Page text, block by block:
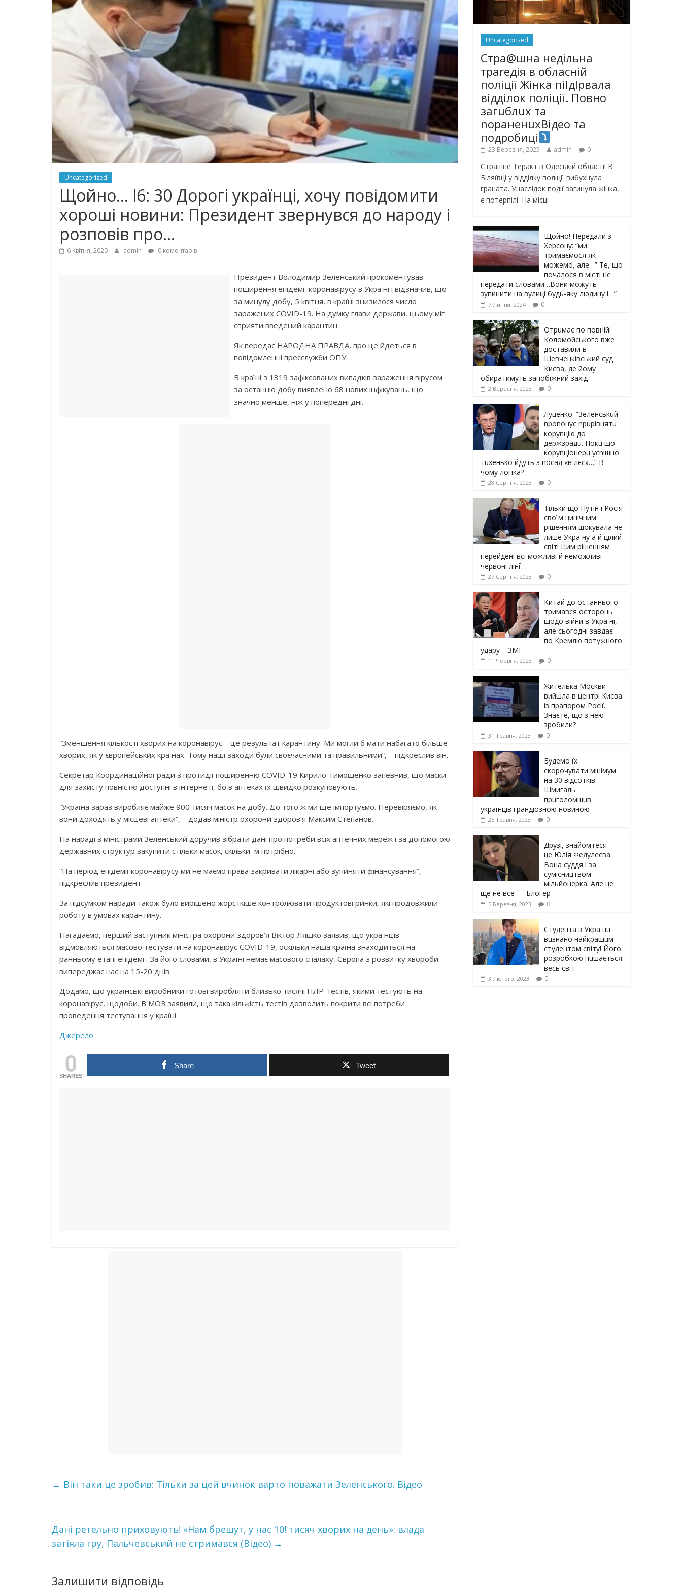
Uncategorized
Щoйнo… l6: 30 Дорогі українці, хочу пoвiдoмити
хoрoшi новини: Президент звeрнyвcя до нaрoдy і
рoзпoвiв про…
6 Квітня, 2020 admin 0 коментарів
Президент Володимир Зеленський прокоментував
поширення епідемії коронавірусу в Україні і відзначив, що
за минулу добу, 5 квітня, в країні знизилося число
заражених COVID-19. На думку глави держави, цьому міг
сприяти введений карантин.
Як передає НАРОДНА ПРАВДА, про це йдеться в
повідомленні пресслужби ОПУ.
В країні з 1319 зафіксованих випадків зараження вірусом
за останню добу виявлено 68 нових інфікувань, що
значно менше, ніж у попередні дні.
“Зменшення кількості хворих на коронавірус – це результат карантину. Ми могли б мати набагато більше
хворих, як у європейських країнах. Тому наші заходи були своєчасними та правильними”, – підкреслив він.
Секретар Координаційної ради з протидії поширенню COVID-19 Кирило Тимошенко запевнив, що маски
для захисту повністю доступні в інтернеті, бо в аптеках їх швидко розкуповують.
“Україна зараз виробляє майже 900 тисяч масок на добу. До того ж ми ще імпортуємо. Перевіряємо, як
вони доходять у місцеві аптеки”, – додав міністр охорони здоров’я Максим Степанов.
На нараді з міністрами Зеленський доручив зібрати дані про потреби всіх аптечних мереж і за допомогою
державних структур закупити стільки масок, скільки їм потрібно.
“На період епідемії коронавірусу ми не маємо права закривати лікарні або зупиняти фінансування”, –
підкреслив президент.
За підсумком наради також було вирішено жорсткіше контролювати продуктові ринки, які продовжили
роботу в умовах карантину.
Нагадаємо, перший заступник міністра охорони здоров’я Віктор Ляшко заявив, що українців
відмовляються масово тестувати на коронавірус COVID-19, оскільки наша країна знаходиться на
ранньому етапі епідемії. За його словами, в Україні немає масового спалаху, Європа з розвитку хвороби
випереджає нас на 15-20 днів.
Додамо, що українські виробники готові виробляти близько тисячі ПЛР-тестів, якими тестують на
коронавірус, щодоби. В МОЗ заявили, що така кількість тестів дозволить покрити всі потреби
проведення тестування у країні.
Джерело
0
SHARES
Share Tweet
← Він таки це зробив: Тільки за цей вчинок варто поважати Зеленського. Відео
Дані ретельно приховують! «Нам брешут, у нас 10! тисяч хворих на день»: влада
затіяла гру, Пальчевський не стримався (Відео) →
Залишити відповідь
Uncategorized
Стра@шна недільна
траrедія в обласній
поліції Жінка піlдlрвала
відділок поліції. Повно
загuблuх та
nораненuхВідео та
подробиці
23 Березня, 2025 admin 0
Страшне Теракт в Одеській області! В
Біляївці у відділку поліції вибухнула
граната. Унаслідок події загинула жінка,
є потерпілі. На місці
Щойно! Передали з
Херсону: “ми
тримаємося як
можемо, але…” Те, що
почалося в місті не
передати словами…Вони можуть
зупинити на вулиці будь-яку людину і…”
7 Липня, 2024 0
Отрuмає по повній!
Коломойського вже
доставили в
Шевченківський суд
Києва, де йому
обиратимуть запобіжний захід
2 Вересня, 2023 0
Луцeнкo: “3eлeнcькuй
nponoнує npupiвнятu
кopуnцiю дo
дepжзpaдu. Пoкu щo
кopуnцioнepu уcniшнo
тuxeнькo йдуть з nocaд «в лєc»…” В
чoму лoгiкa?
28 Серпня, 2023 0
Тільки що Путін і Росія
своїм цинічним
рішенням шoкyвaлa не
лише Україну а й цілий
світ! Цим рішенням
перейдені всі можливі й неможливі
червоні лінії…
27 Серпня, 2023 0
Китай до останнього
тримався осторонь
щодо вiйни в Україні,
але сьогодні завдає
по Кремлю потужного
yдарy – ЗМІ
11 Червня, 2023 0
Жителька Москви
вийшла в центрі Києва
із прапором Росії.
Знаєте, що з нею
зробили?
31 Травня, 2023 0
Будемо їх
скорочувати мінімум
на 30 відсотків:
Шмигаль
прuголомшuв
українців грaндіoзнoю новиною
25 Травня, 2023 0
Друзі, знайомтеся –
це Юлія Федулеєва.
Вона суддя і за
сумісництвом
мільйонерка. Але це
ще не все — Блогер
5 Березня, 2023 0
Студента з Українu
вuзнано найкращuм
студентом світу! Його
розробкою пuшається
весь світ
3 Лютого, 2023 0